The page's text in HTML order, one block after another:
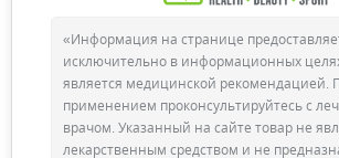
«Информация на странице
исключительно в информационных
является медицинской рекомендацией.
применением проконсультируйтесь с
врачом. Указанный на сайте товар не
лекарственным средством и не